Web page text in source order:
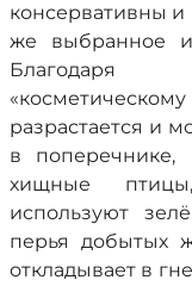
консервативны и
же выбранное
Благодаря
разрастается и
в
хищные
используют
перья добытых
откладывает в